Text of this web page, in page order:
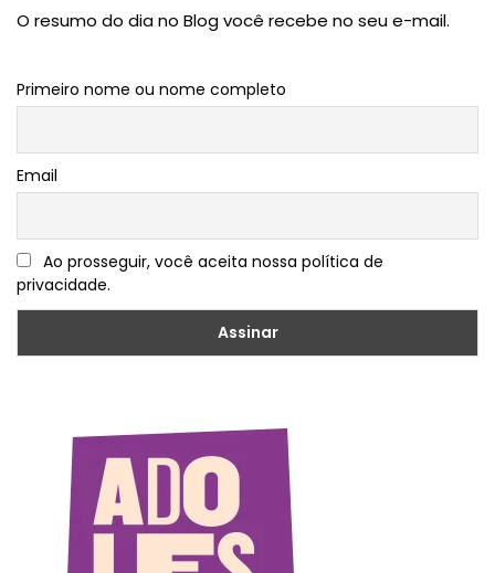
O resumo do dia no Blog você recebe no seu e-mail.
Primeiro nome ou nome completo
Email
Ao prosseguir, você aceita nossa política de
privacidade.